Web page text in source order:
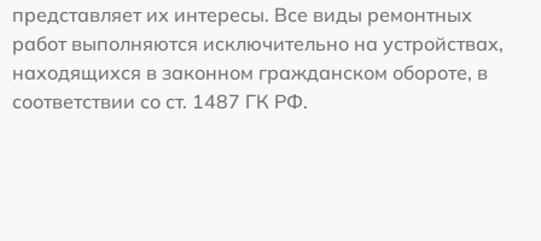
представляет их интересы. Все виды ремонтных
работ выполняются исключительно на устройствах,
находящихся в законном гражданском обороте, в
соответствии со ст. 1487 ГК РФ.